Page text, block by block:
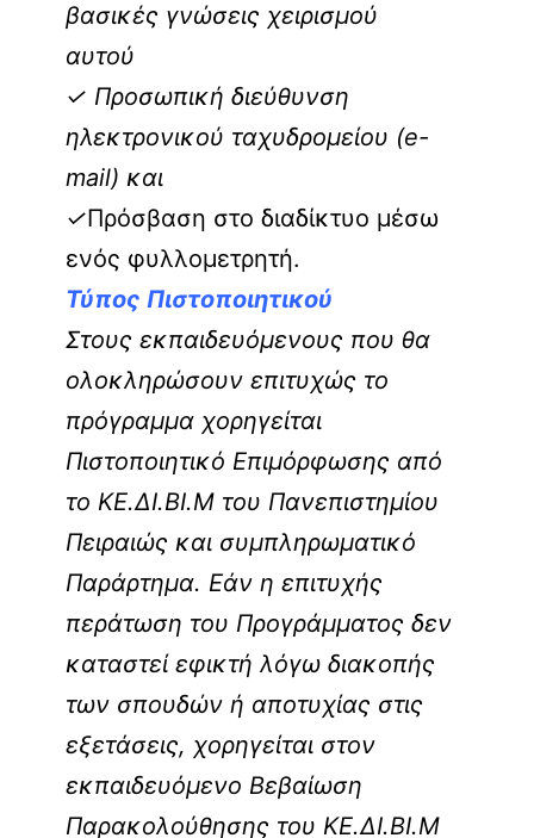
βασικές γνώσεις χειρισμού
αυτού
✓ Προσωπική διεύθυνση
ηλεκτρονικού ταχυδρομείου (e-
mail) και
✓Πρόσβαση στο διαδίκτυο μέσω
ενός φυλλομετρητή.
Τύπος Πιστοποιητικού
Στους εκπαιδευόμενους που θα
ολοκληρώσουν επιτυχώς το
πρόγραμμα χορηγείται
Πιστοποιητικό Επιμόρφωσης από
το ΚΕ.ΔΙ.ΒΙ.Μ του Πανεπιστημίου
Πειραιώς και συμπληρωματικό
Παράρτημα. Εάν η επιτυχής
περάτωση του Προγράμματος δεν
καταστεί εφικτή λόγω διακοπής
των σπουδών ή αποτυχίας στις
εξετάσεις, χορηγείται στον
εκπαιδευόμενο Βεβαίωση
Παρακολούθησης του ΚΕ.ΔΙ.ΒΙ.Μ